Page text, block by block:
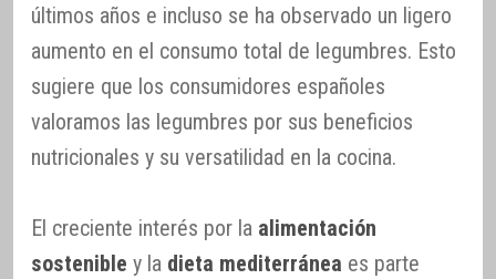
últimos años e incluso se ha observado un ligero
aumento en el consumo total de legumbres. Esto
sugiere que los consumidores españoles
valoramos las legumbres por sus beneficios
nutricionales y su versatilidad en la cocina.
El creciente interés por la alimentación
sostenible y la dieta mediterránea es parte